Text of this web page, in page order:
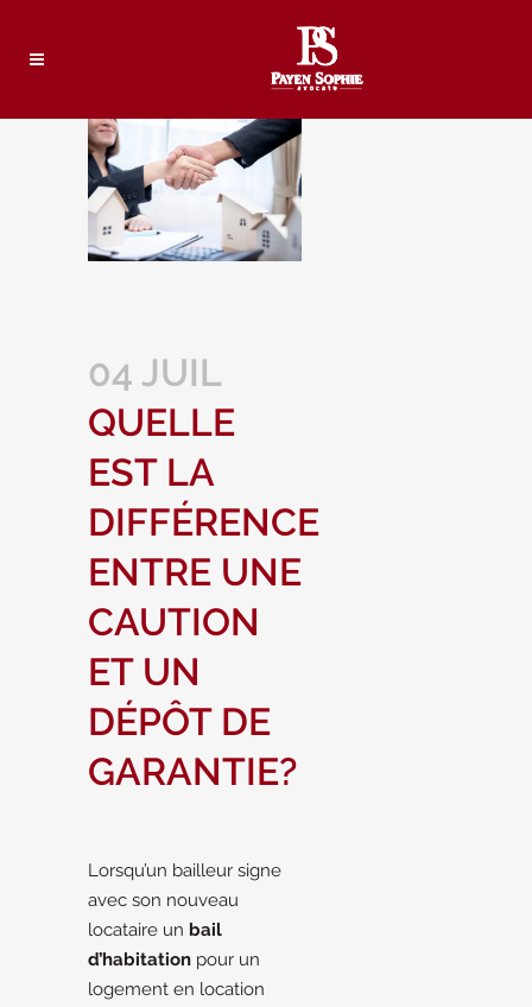
04 JUIL
QUELLE
EST LA
DIFFÉRENCE
ENTRE UNE
CAUTION
ET UN
DÉPÔT DE
GARANTIE?
Lorsqu’un bailleur signe
avec son nouveau
locataire un bail
d’habitation pour un
logement en location